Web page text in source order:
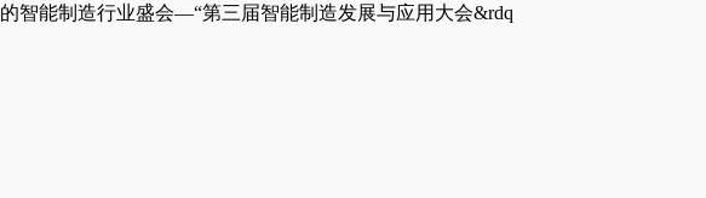
智能制造行业盛会—“第三届智能制造发展与应用大会&rdq